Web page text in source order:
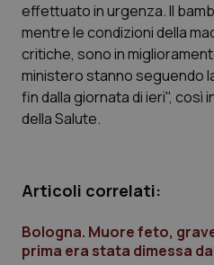
Studi e Analisi
Lettere al direttore
Edizioni Regionali
Professionisti Sanitari.AI
Abruzzo
QS Pro Gold
effettuato in urgenza. Il
mentre le condizioni della
critiche, sono in
ministero stanno seguendo
fin dalla giornata di ieri", così
della Salute.
Articoli correlati:
Bologna. Muore feto,
prima era stata dimessa